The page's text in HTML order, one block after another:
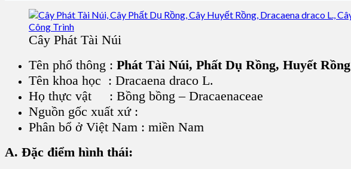
Cây Phát Tài Núi
Tên phổ thông : Phát Tài Núi, Phất Dụ Rồng, Huyết Rồng
Tên khoa học : Dracaena draco L.
Họ thực vật : Bồng bồng – Dracaenaceae
Nguồn gốc xuất xứ :
Phân bổ ở Việt Nam : miền Nam
A. Đặc điểm hình thái: